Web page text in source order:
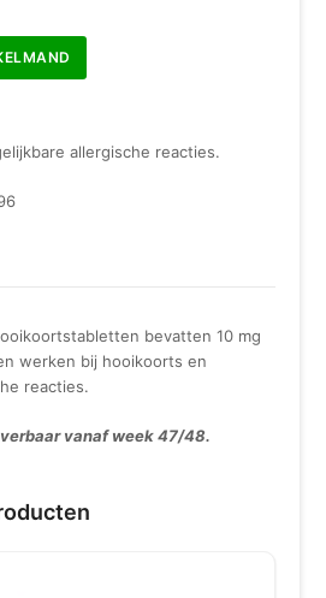
allergische reacties.
bevatten 10 mg
werken bij hooikoorts en
reacties.
vanaf week 47/48.